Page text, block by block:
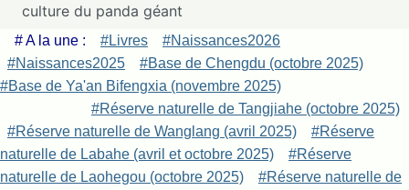
culture du panda géant
# A la une : #Livres
#Naissances2026
#Naissances2025
#Base de Chengdu (octobre 2025)
#Base de Ya'an Bifengxia (novembre 2025)
#Réserve naturelle de Tangjiahe (octobre 2025)
#Réserve naturelle de Wanglang (avril 2025)
#Réserve
naturelle de Labahe (avril et octobre 2025)
#Réserve
naturelle de Laohegou (octobre 2025)
#Réserve naturelle de